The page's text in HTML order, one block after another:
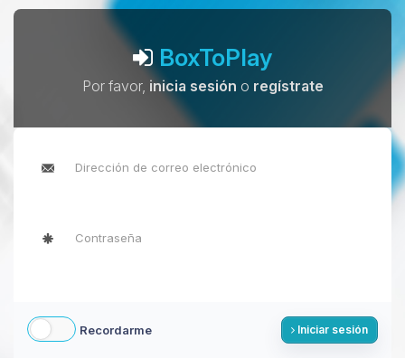
BoxToPlay
Por favor, inicia sesión o regístrate
Recordarme Iniciar sesión